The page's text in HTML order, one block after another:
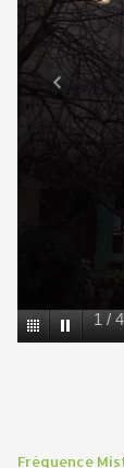
1 /4
Fréquence